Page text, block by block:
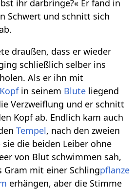
ihr darbringe?« Er fand in
Schwert und schnitt sich
draußen, dass er wieder
schließlich selber ins
Als er ihn mit
Kopfin seinem Blute liegend
Verzweiflung und er schnitt
Kopf ab. Endlich kam auch
Tempel, nach den zweien
die beiden Leiber ohne
von Blut schwimmen sah,
Gram mit einer Schlingpflanze
erhängen, aber die Stimme